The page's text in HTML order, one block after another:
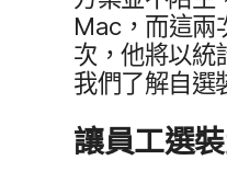
Mac，​而​這​兩​
次，​他​將​以​統
我們​了​解自​選​
讓​員工​選​